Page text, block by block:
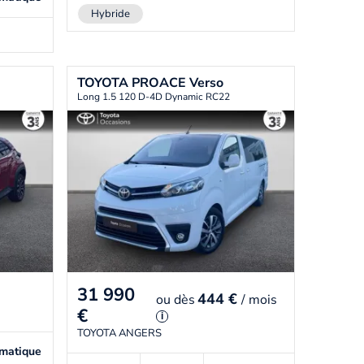
Hybride
TOYOTA PROACE Verso
Long 1.5 120 D-4D Dynamic RC22
31 990
€
ou dès444 € / mois
i
TOYOTA ANGERS